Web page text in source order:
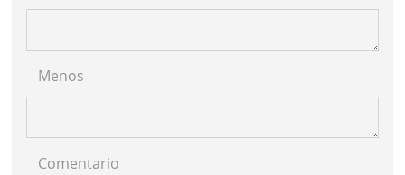
Menos
Comentario